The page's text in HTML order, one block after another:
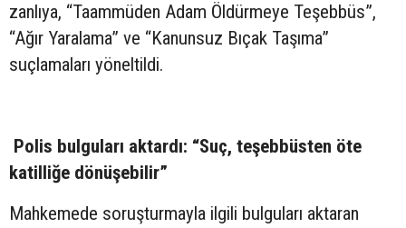
zanlıya, “Taammüden Adam Öldürmeye Teşebbüs”,
“Ağır Yaralama” ve “Kanunsuz Bıçak Taşıma”
suçlamaları yöneltildi.
Polis bulguları aktardı: “Suç, teşebbüsten öte
katilliğe dönüşebilir”
Mahkemede soruşturmayla ilgili bulguları aktaran